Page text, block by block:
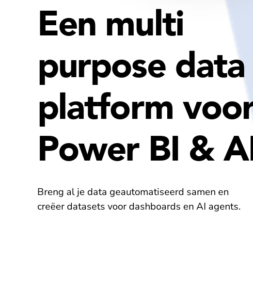
Een multi
purpose data
platform
Power BI &
Breng al je data geautomatiseerd samen en
creëer datasets voor dashboards en AI agents.